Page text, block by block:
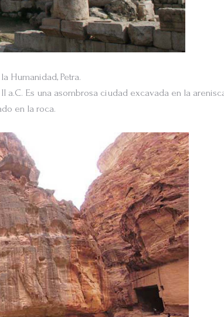
Humanidad, Petra.
Es una asombrosa ciudad excavada en la
en la roca.